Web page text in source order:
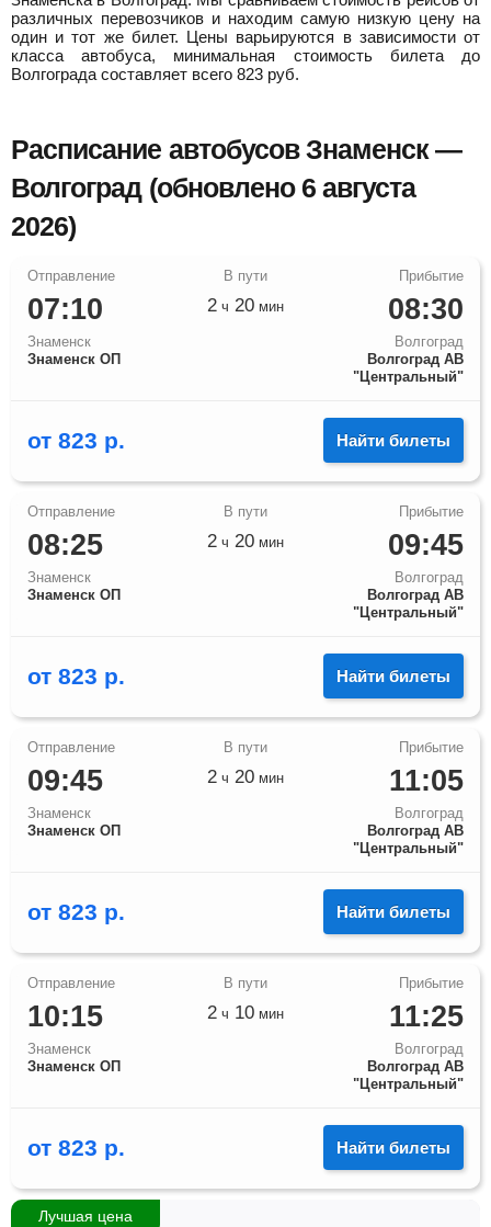
различных перевозчиков и находим самую низкую цену на
один и тот же билет. Цены варьируются в зависимости от
класса автобуса, минимальная стоимость билета до
Волгограда составляет всего 823 руб.
Расписание автобусов Знаменск —
Волгоград (обновлено 6 августа
2026)
07:10
Знаменск
Знаменск ОП
08:30
Волгоград
Волгоград АВ
"Центральный"
2 ч 20 мин
от 823 р. Найти билеты
08:25
Знаменск
Знаменск ОП
09:45
Волгоград
Волгоград АВ
"Центральный"
2 ч 20 мин
от 823 р. Найти билеты
09:45
Знаменск
Знаменск ОП
11:05
Волгоград
Волгоград АВ
"Центральный"
2 ч 20 мин
от 823 р. Найти билеты
10:15
Знаменск
Знаменск ОП
11:25
Волгоград
Волгоград АВ
"Центральный"
2 ч 10 мин
от 823 р. Найти билеты
Лучшая цена